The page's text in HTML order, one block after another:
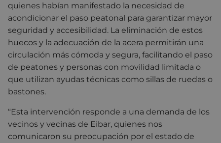
quienes habían manifestado la necesidad de
acondicionar el paso peatonal para garantizar mayor
seguridad y accesibilidad. La eliminación de estos
huecos y la adecuación de la acera permitirán una
circulación más cómoda y segura, facilitando el paso
de peatones y personas con movilidad limitada o
que utilizan ayudas técnicas como sillas de ruedas o
bastones.
“Esta intervención responde a una demanda de los
vecinos y vecinas de Eibar, quienes nos
comunicaron su preocupación por el estado de